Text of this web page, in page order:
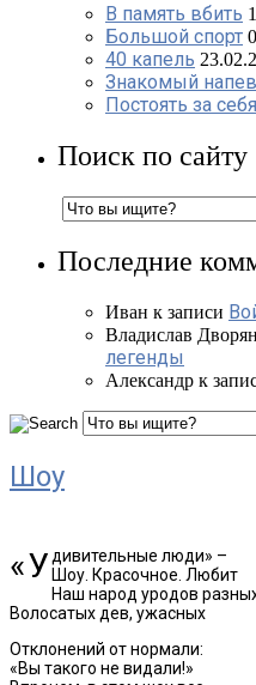
В память вбить
Большой спорт
40 капель
Знакомый напев
Постоять за себя
Поиск по сайту
Последние
Иван к записи
Владислав
легенды
Александр к
Шоу
«Удивительные люди» –
Шоу. Красочное. Любит
Наш народ уродов
Волосатых дев, ужасных
Отклонений от нормали:
«Вы такого не видали!»